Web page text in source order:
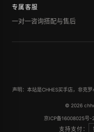
专属客服
一对一咨询搭配与售后
声明：本站是CHHES买手店，非克
© 2026
京ICP备16008025号-
支持支付：